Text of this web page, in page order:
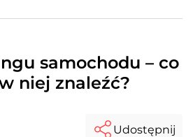
samochodu – co
niej znaleźć?
Udostępnij